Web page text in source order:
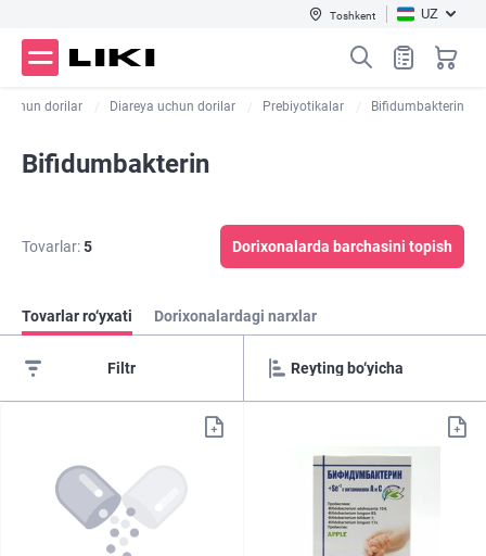
Toshkent UZ
uchun dorilar Diareya uchun dorilar Prebiyotikalar Bifidumbakterin
Bifidumbakterin
Tovarlar:5 Dorixonalarda barchasini topish
Tovarlar ro‘yxati Dorixonalardagi narxlar
Filtr